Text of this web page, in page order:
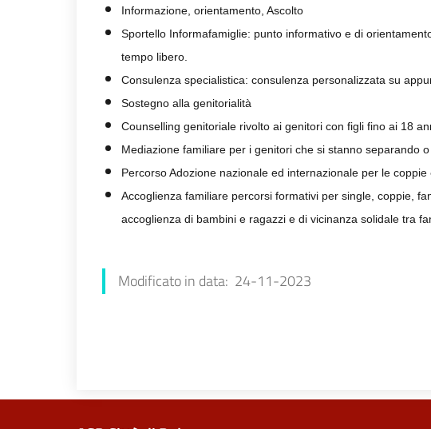
Informazione, orientamento, Ascolto
Sportello Informafamiglie: punto informativo e di
tempo libero.
Consulenza specialistica: consulenza personalizzata su
Sostegno alla genitorialità
Counselling genitoriale rivolto ai genitori con figli fino ai 18
Mediazione familiare per i genitori che si stanno separando
Percorso Adozione nazionale ed internazionale per le
Accoglienza familiare percorsi formativi per single, coppie,
accoglienza di bambini e ragazzi e di vicinanza solidale tra
Modificato in data: 24-11-2023